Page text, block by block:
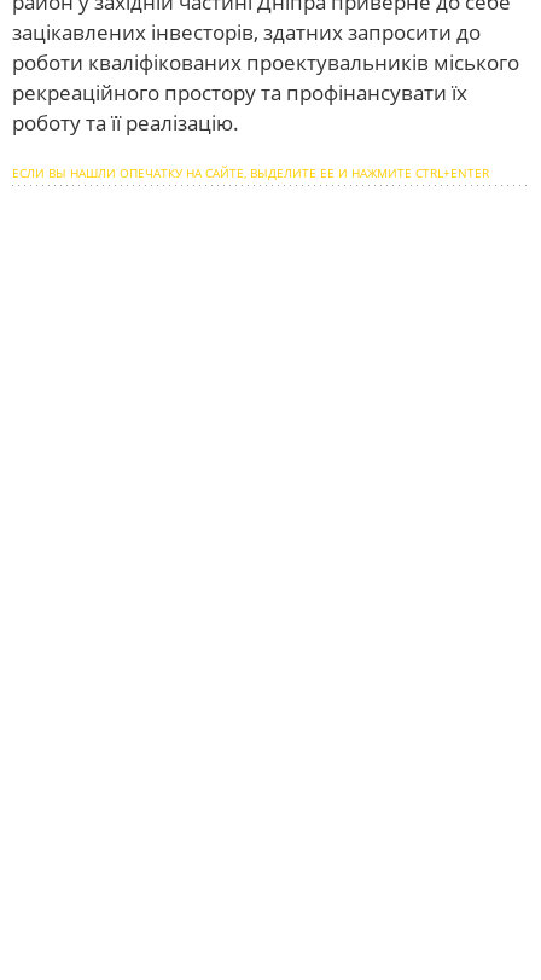
зацікавлених інвесторів, здатних запросити до
роботи кваліфікованих проектувальників міського
рекреаційного простору та профінансувати їх
роботу та її реалізацію.
ЕСЛИ ВЫ НАШЛИ ОПЕЧАТКУ НА САЙТЕ, ВЫДЕЛИТЕ ЕЕ И НАЖМИТЕ CTRL+ENTER